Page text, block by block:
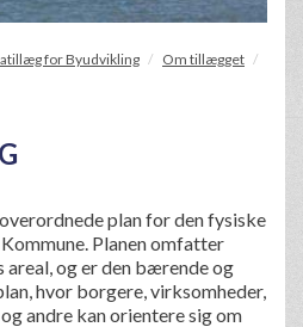
for Byudvikling / Om tillægget /
plan for den fysiske
Planen omfatter
areal, og er den bærende og
hvor borgere, virksomheder,
andre kan orientere sig om